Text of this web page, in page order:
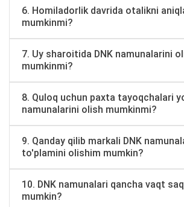
6. Homiladorlik davrida otalikni
mumkinmi?
7. Uy sharoitida DNK namunalarini
mumkinmi?
8. Quloq uchun paxta tayoqchalari
namunalarini olish mumkinmi?
9. Qanday qilib markali DNK
to'plamini olishim mumkin?
10. DNK namunalari qancha vaqt
mumkin?